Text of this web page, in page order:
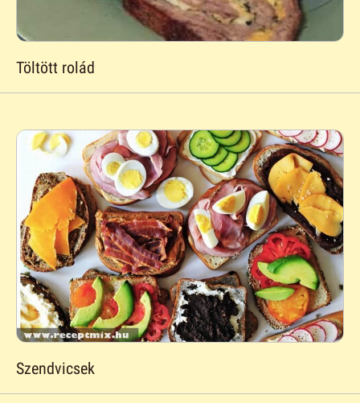
Töltött rolád
Szendvicsek